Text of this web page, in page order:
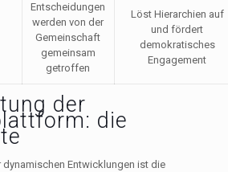
Entscheidungen
werden von der
Gemeinschaft
gemeinsam
getroffen
Löst Hierarchien auf
und fördert
demokratisches
Engagement
der
die
dynamischen Entwicklungen ist die